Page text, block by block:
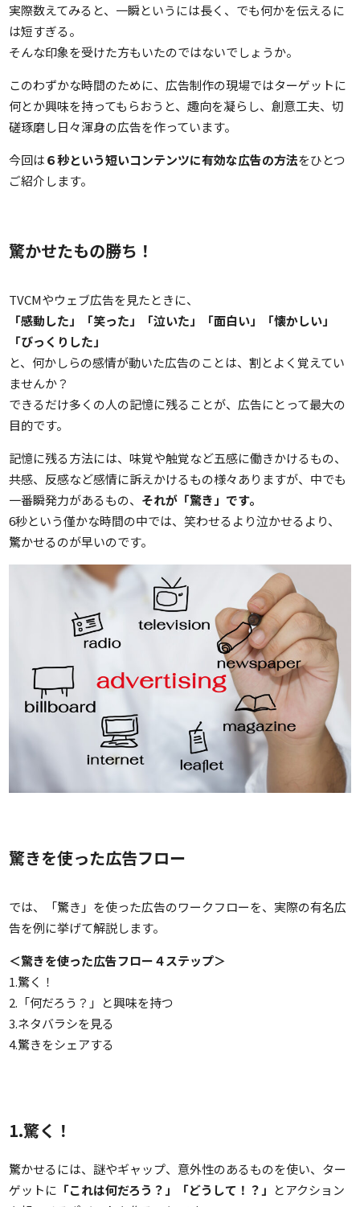
実際数えてみると、一瞬というには長く、でも何かを伝えるに
は短すぎる。
そんな印象を受けた方もいたのではないでしょうか。
このわずかな時間のために、広告制作の現場ではターゲットに
何とか興味を持ってもらおうと、趣向を凝らし、創意工夫、切
磋琢磨し日々渾身の広告を作っています。
今回は６秒という短いコンテンツに有効な広告の方法をひとつ
ご紹介します。
驚かせたもの勝ち！
TVCMやウェブ広告を見たときに、
「感動した」「笑った」「泣いた」「面白い」「懐かしい」
「びっくりした」
と、何かしらの感情が動いた広告のことは、割とよく覚えてい
ませんか？
できるだけ多くの人の記憶に残ることが、広告にとって最大の
目的です。
記憶に残る方法には、味覚や触覚など五感に働きかけるもの、
共感、反感など感情に訴えかけるもの様々ありますが、中でも
一番瞬発力があるもの、 それが「驚き」です。
6秒という僅かな時間の中では、笑わせるより泣かせるより、
驚かせるのが早いのです。
驚きを使った広告フロー
では、「驚き」を使った広告のワークフローを、実際の有名広
告を例に挙げて解説します。
＜驚きを使った広告フロー４ステップ＞
1.驚く！
2.「何だろう？」と興味を持つ
3.ネタバラシを見る
4.驚きをシェアする
1.驚く！
驚かせるには、謎やギャップ、意外性のあるものを使い、ター
ゲットに 「これは何だろう？」「どうして！？」 とアクション